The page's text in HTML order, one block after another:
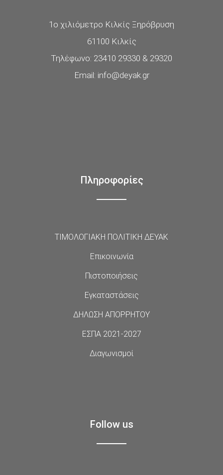
1ο χιλιόμετρο Κιλκίς Ξηρόβρυση
61100 Κιλκίς
Τηλέφωνο: 23410 29330 & 29320
Email: info@deyak.gr
Πληροφορίες
ΤΙΜΟΛΟΓΙΑΚΗ ΠΟΛΙΤΙΚΗ ΔΕΥΑΚ
Επικοινωνία
Πιστοποιήσεις
Εγκαταστάσεις
ΔΗΛΩΣΗ ΑΠΟΡΡΗΤΟΥ
ΕΣΠΑ 2021-2027
Διαγωνισμοί
Follow us